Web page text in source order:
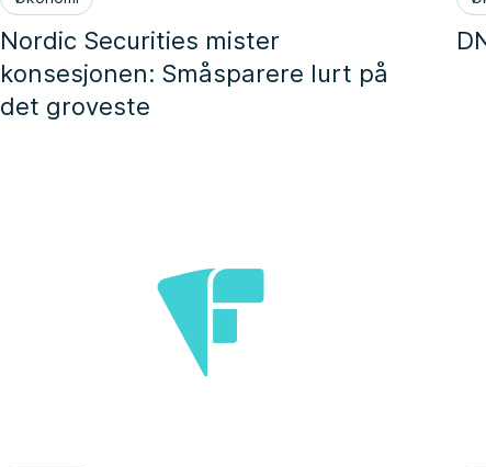
Nordic Securities mister
konsesjonen: Småsparere lurt på
det groveste